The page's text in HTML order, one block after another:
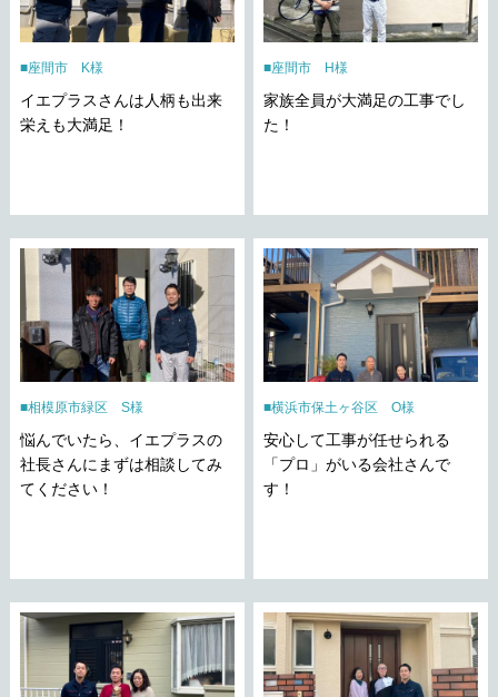
座間市 K様
イエプラスさんは人柄も出来
栄えも大満足！
座間市 H様
家族全員が大満足の工事でし
た！
相模原市緑区 S様
悩んでいたら、イエプラスの
社長さんにまずは相談してみ
てください！
横浜市保土ヶ谷区 O様
安心して工事が任せられる
「プロ」がいる会社さんで
す！